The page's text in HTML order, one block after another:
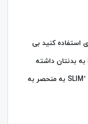
استفاده کنید بی
بدنتان داشته
باشید محکمی و فشار گن های SLIM’ N LIFT به منحصر به